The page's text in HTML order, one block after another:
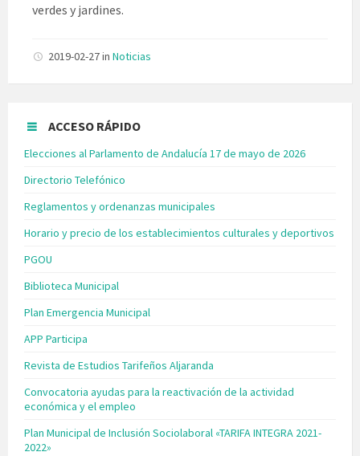
verdes y jardines.
2019-02-27in Noticias
ACCESO RÁPIDO
Elecciones al Parlamento de Andalucía 17 de mayo de 2026
Directorio Telefónico
Reglamentos y ordenanzas municipales
Horario y precio de los establecimientos culturales y deportivos
PGOU
Biblioteca Municipal
Plan Emergencia Municipal
APP Participa
Revista de Estudios Tarifeños Aljaranda
Convocatoria ayudas para la reactivación de la actividad
económica y el empleo
Plan Municipal de Inclusión Sociolaboral «TARIFA INTEGRA 2021-
2022»